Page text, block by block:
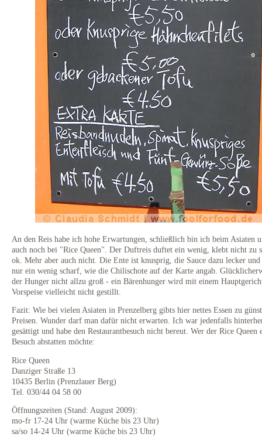
An den Reis habe ich hohe Erwartungen, schließlich bin ich beim Asiaten
auch noch bei "Rice Queen". Der Duftreis duftet ein wenig, klebt nicht zu
ok. Mehr aber auch nicht. Die Ente ist knusprig, die Sauce dazu lecker
nur ein wenig scharf, wie die Chilischote auf der Karte angab.
der Hunger nicht allzu groß - ein Bärenhunger wird mit einem
Vorspeise vielleicht nicht gestillt.
Fazit: Wie bei vielen Asiaten in Prenzelberg gibts hier nettes Essen zu
Preisen. Wunder darf man dafür nicht erwarten. Ich war jedenfalls
gesättigt und habe den Restaurantbesuch nicht bereut. Wer der Rice Queen
Besuch abstatten möchte:
Rice Queen
Danziger Straße 13
10435 Berlin (Prenzlauer Berg)
Tel. 030/44 04 58 00
Öffnungszeiten (Stand: August 2009):
mo-fr 17-24 Uhr (warme Küche bis 23 Uhr)
sa/so 14-24 Uhr (warme Küche bis 23 Uhr)